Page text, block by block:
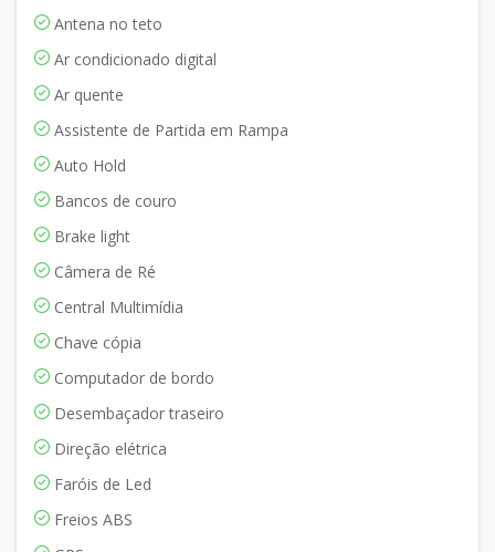
Antena no teto
Ar condicionado digital
Ar quente
Assistente de Partida em Rampa
Auto Hold
Bancos de couro
Brake light
Câmera de Ré
Central Multimídia
Chave cópia
Computador de bordo
Desembaçador traseiro
Direção elétrica
Faróis de Led
Freios ABS